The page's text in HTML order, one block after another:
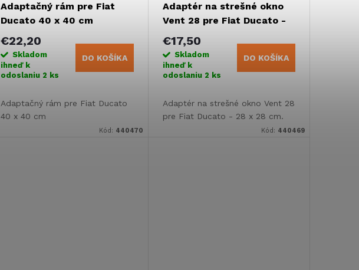
Adaptačný rám pre Fiat
Ducato 40 x 40 cm
€22,20
Skladom
ihneď k
odoslaniu 2 ks
DO KOŠÍKA
Adaptačný rám pre Fiat Ducato
40 x 40 cm
Kód: 440470
Adaptér na strešné okno
Vent 28 pre Fiat Ducato -
28 x 28 cm
€17,50
Skladom
ihneď k
odoslaniu 2 ks
DO KOŠÍKA
Adaptér na strešné okno Vent 28
pre Fiat Ducato - 28 x 28 cm.
Kód: 440469